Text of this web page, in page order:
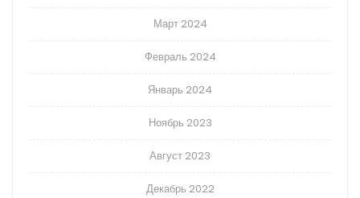
Март 2024
Февраль 2024
Январь 2024
Ноябрь 2023
Август 2023
Декабрь 2022